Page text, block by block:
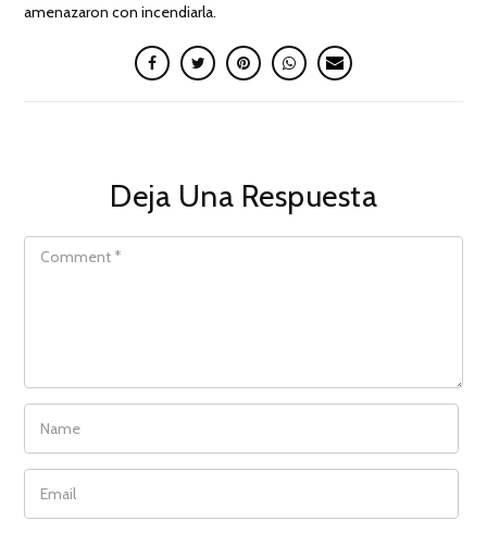
amenazaron con incendiarla.
Deja Una Respuesta
COMMENT
NAME
EMAIL